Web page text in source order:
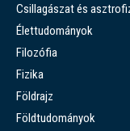
Csillagászat és
Élettudományok
Filozófia
Fizika
Földrajz
Földtudományok